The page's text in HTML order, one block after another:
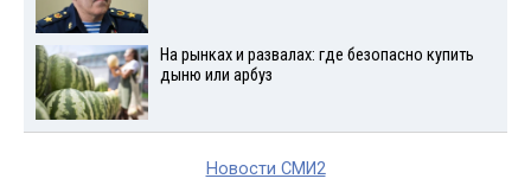
На рынках и развалах: где безопасно купить
дыню или арбуз
Новости СМИ2